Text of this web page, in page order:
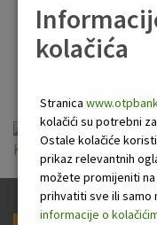
Globalna tržišta
O nama
OTP
OTP
KIID
kolačića
Stranica
kolačići su potrebni
Ostale kolačiće
prikaz relevantnih
možete promijeniti
prihvatiti sve ili samo
informacije o